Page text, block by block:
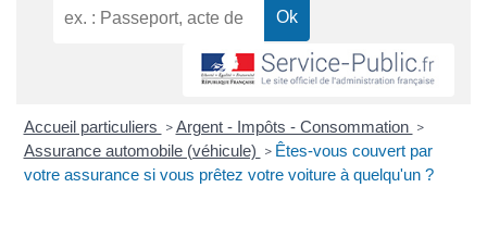
Accueil particuliers > Argent - Impôts - Consommation >
Assurance automobile (véhicule) > Êtes-vous couvert par
votre assurance si vous prêtez votre voiture à quelqu'un ?